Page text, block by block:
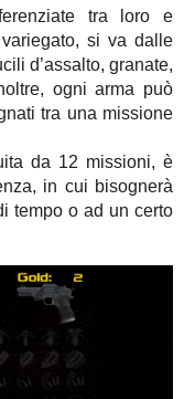
tra loro e
variegato, si va dalle
d’assalto, granate,
ogni arma può
tra una missione
da 12 missioni, è
in cui bisognerà
tempo o ad un certo